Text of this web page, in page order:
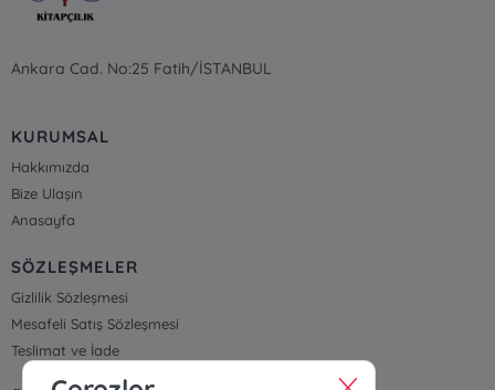
Ankara Cad. No:25 Fatih/İSTANBUL
KURUMSAL
Hakkımızda
Bize Ulaşın
Anasayfa
SÖZLEŞMELER
Gizlilik Sözleşmesi
Mesafeli Satış Sözleşmesi
Teslimat ve İade